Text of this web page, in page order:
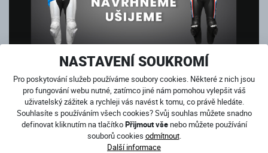
NASTAVENÍ SOUKROMÍ
Pro poskytování služeb používáme soubory cookies. Některé z nich jsou
pro fungování webu nutné, zatímco jiné nám pomohou vylepšit váš
uživatelský zážitek a rychleji vás navést k tomu, co právě hledáte.
Souhlasíte s používáním všech cookies? Svůj souhlas můžete snadno
definovat kliknutím na tlačítkoPřijmout všenebo můžete používání
souborů cookies odmítnout.
Další informace
MOTOOBLEČENÍ 4SR NA
MÍRUA VE VLASTNÍM
DESIGNU